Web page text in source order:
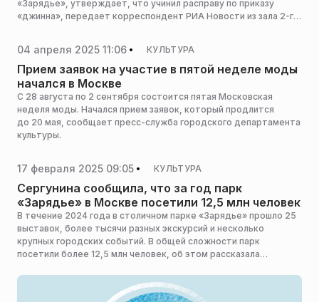
«Зарядье», утверждает, что учинил расправу по приказу
«джинна», передает корреспондент РИА Новости из зала 2-го
и планировал теракт.
04 апреля 2025 11:06 КУЛЬТУРА
Прием заявок на участие в пятой неделе моды
начался в Москве
С 28 августа по 2 сентября состоится пятая Московская
неделя моды. Начался прием заявок, который продлится
до 20 мая, сообщает пресс-служба городского департамента
культуры.
17 февраля 2025 09:05 КУЛЬТУРА
Сергунина сообщила, что за год парк
«Зарядье» в Москве посетили 12,5 млн человек
В течение 2024 года в столичном парке «Зарядье» прошло 25
выставок, более тысячи разных экскурсий и несколько
крупных городских событий. В общей сложности парк
посетили более 12,5 млн человек, об этом рассказала
руководитель аппарата мэра и правительства города Наталья
Сергунина, сообщает столичный Депкульт.